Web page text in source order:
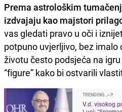
Prema astrološkim
izdvajaju kao majstori
vas gledati pravo u oči i
potpuno uvjerljivo, bez
životu često podsjeća na
“figure” kako bi ostvarili
TRENDING
V.d. visokog